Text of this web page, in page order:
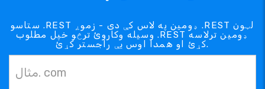
ستاسو .REST ډومین په لاس کې دی - زموږ .REST لټون
وسیله وکاروئ ترڅو خپل مطلوب .REST ډومین ترلاسه
کړئ او همدا اوس یې راجستر کړئ.